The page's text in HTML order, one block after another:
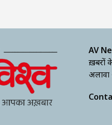
AV
ख़बरों
अलावा